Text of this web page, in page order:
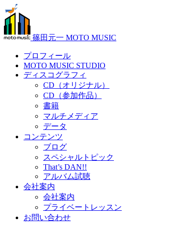
篠田元一 MOTO MUSIC
プロフィール
MOTO MUSIC STUDIO
ディスコグラフィ
CD（オリジナル）
CD（参加作品）
書籍
マルチメディア
データ
コンテンツ
ブログ
スペシャルトピック
That’s DAN!!
アルバム試聴
会社案内
会社案内
プライベートレッスン
お問い合わせ